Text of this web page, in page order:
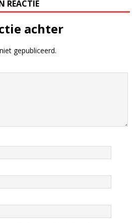
REACTIE
achter
gepubliceerd.